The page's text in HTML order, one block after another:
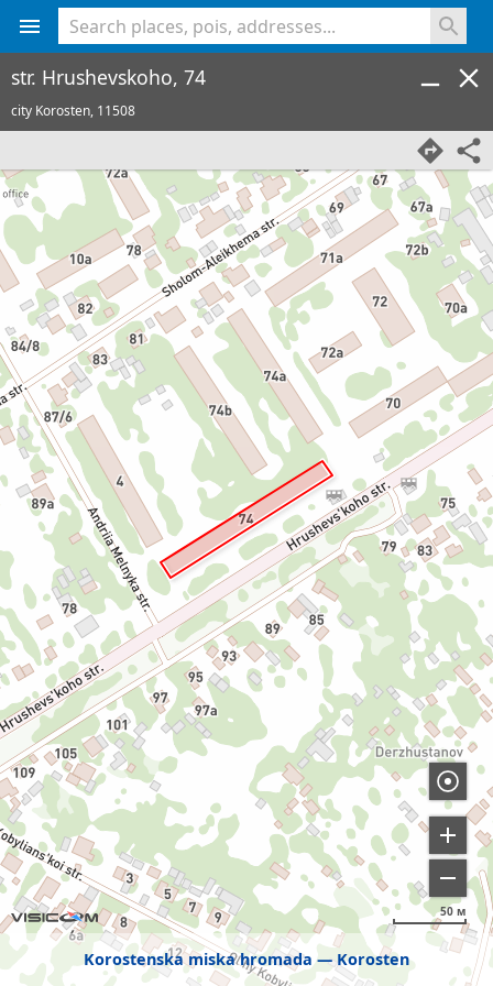
Korostenska miska hromada Korosten
50 м
str. Hrushevskoho, 74
city Korosten, 11508
<% console.log(hcard) %>